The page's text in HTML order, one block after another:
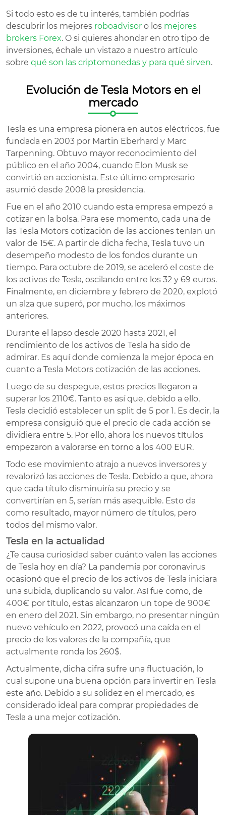
Si todo esto es de tu interés, también podrías
descubrir los mejores roboadvisor o los mejores
brokers Forex. O si quieres ahondar en otro tipo de
inversiones, échale un vistazo a nuestro artículo
sobre qué son las criptomonedas y para qué sirven.
Evolución de Tesla Motors en el
mercado
Tesla es una empresa pionera en autos eléctricos, fue
fundada en 2003 por Martin Eberhard y Marc
Tarpenning. Obtuvo mayor reconocimiento del
público en el año 2004, cuando Elon Musk se
convirtió en accionista. Este último empresario
asumió desde 2008 la presidencia.
Fue en el año 2010 cuando esta empresa empezó a
cotizar en la bolsa. Para ese momento, cada una de
las Tesla Motors cotización de las acciones tenían un
valor de 15€. A partir de dicha fecha, Tesla tuvo un
desempeño modesto de los fondos durante un
tiempo. Para octubre de 2019, se aceleró el coste de
los activos de Tesla, oscilando entre los 32 y 69 euros.
Finalmente, en diciembre y febrero de 2020, explotó
un alza que superó, por mucho, los máximos
anteriores.
Durante el lapso desde 2020 hasta 2021, el
rendimiento de los activos de Tesla ha sido de
admirar. Es aquí donde comienza la mejor época en
cuanto a Tesla Motors cotización de las acciones.
Luego de su despegue, estos precios llegaron a
superar los 2110€. Tanto es así que, debido a ello,
Tesla decidió establecer un split de 5 por 1. Es decir, la
empresa consiguió que el precio de cada acción se
dividiera entre 5. Por ello, ahora los nuevos títulos
empezaron a valorarse en torno a los 400 EUR.
Todo ese movimiento atrajo a nuevos inversores y
revalorizó las acciones de Tesla. Debido a que, ahora
que cada título disminuiría su precio y se
convertirían en 5, serían más asequible. Esto da
como resultado, mayor número de títulos, pero
todos del mismo valor.
Tesla en la actualidad
¿Te causa curiosidad saber cuánto valen las acciones
de Tesla hoy en día? La pandemia por coronavirus
ocasionó que el precio de los activos de Tesla iniciara
una subida, duplicando su valor. Así fue como, de
400€ por título, estas alcanzaron un tope de 900€
en enero del 2021. Sin embargo, no presentar ningún
nuevo vehículo en 2022, provocó una caída en el
precio de los valores de la compañía, que
actualmente ronda los 260$.
Actualmente, dicha cifra sufre una fluctuación, lo
cual supone una buena opción para invertir en Tesla
este año. Debido a su solidez en el mercado, es
considerado ideal para comprar propiedades de
Tesla a una mejor cotización.